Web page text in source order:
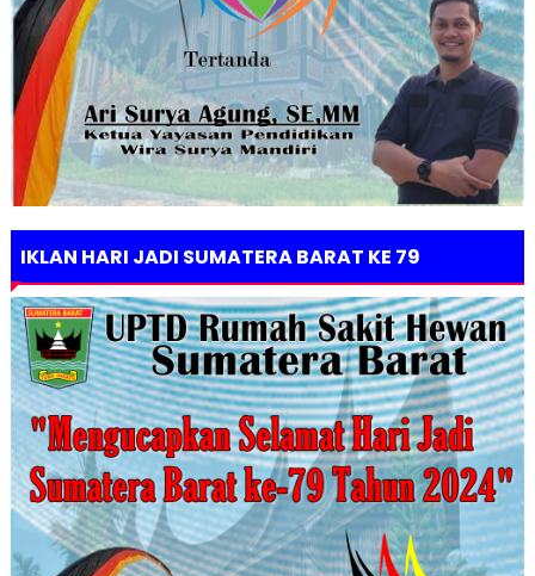
IKLAN HARI JADI SUMATERA BARAT KE 79